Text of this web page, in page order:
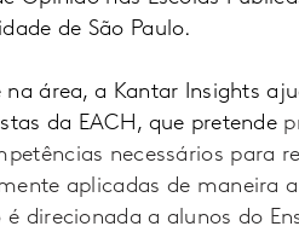
de São Paulo.
na área, a Kantar Insights
da EACH, que pretende
necessários para
aplicadas de maneira
direcionada a alunos do